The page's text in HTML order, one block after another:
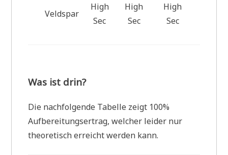
Veldspar
High
Sec
High
Sec
High
Sec
Was ist drin?
Die nachfolgende Tabelle zeigt 100%
Aufbereitungsertrag, welcher leider nur
theoretisch erreicht werden kann.